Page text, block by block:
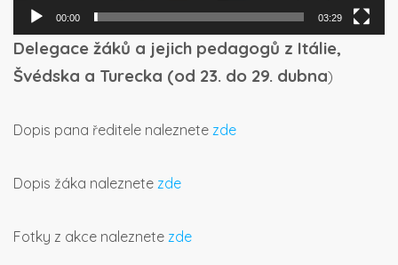
00:00 03:29
Delegace žáků a jejich pedagogů z Itálie,
Švédska a Turecka (od 23. do 29. dubna)
Dopis pana ředitele naleznete zde
Dopis žáka naleznete zde
Fotky z akce naleznete zde